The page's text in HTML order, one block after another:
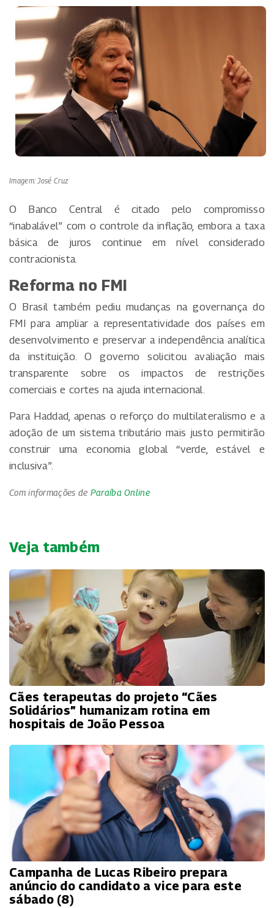
Imagem: José Cruz
O Banco Central é citado pelo compromisso
“inabalável” com o controle da inflação, embora a taxa
básica de juros continue em nível considerado
contracionista.
Reforma no FMI
O Brasil também pediu mudanças na governança do
FMI para ampliar a representatividade dos países em
desenvolvimento e preservar a independência analítica
da instituição. O governo solicitou avaliação mais
transparente sobre os impactos de restrições
comerciais e cortes na ajuda internacional.
Para Haddad, apenas o reforço do multilateralismo e a
adoção de um sistema tributário mais justo permitirão
construir uma economia global “verde, estável e
inclusiva”.
Com informações de Paraíba Online
Veja também
Cães terapeutas do projeto “Cães
Solidários” humanizam rotina em
hospitais de João Pessoa
Campanha de Lucas Ribeiro prepara
anúncio do candidato a vice para este
sábado (8)